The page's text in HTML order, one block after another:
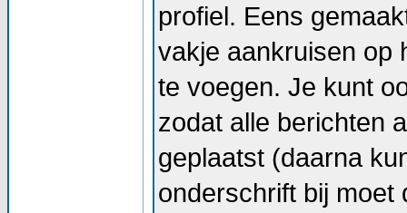
profiel. Eens
vakje aankruisen op
te voegen. Je kunt
zodat alle berichten
geplaatst (daarna
onderschrift bij moet